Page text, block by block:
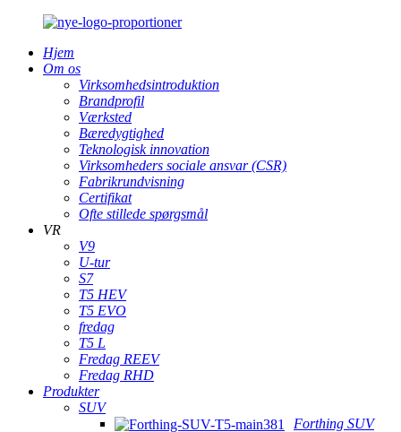
Hjem
Om os
Virksomhedsintroduktion
Brandprofil
Værksted
Bæredygtighed
Teknologisk innovation
Virksomheders sociale ansvar (CSR)
Fabrikrundvisning
Certifikat
Ofte stillede spørgsmål
VR
V9
U-tur
S7
T5 HEV
T5 EVO
fredag
T5 L
Fredag ​​REEV
Fredag ​​RHD
Produkter
SUV
Forthing SUV